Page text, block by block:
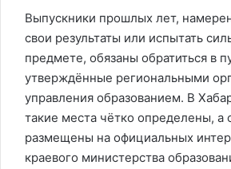
Выпускники прошлых лет,
свои результаты или испытать
предмете, обязаны обратиться в
утверждённые региональными
управления образованием. В
такие места чётко определены, а
размещены на официальных
краевого министерства